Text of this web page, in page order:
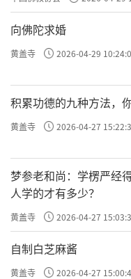
向佛陀求婚
黄盖寺 2026-04-29
积累功德的九种方法，
黄盖寺 2026-04-27
梦参老和尚：学楞严经
人学的才有多少？
黄盖寺 2026-04-27
自制白芝麻酱
黄盖寺 2026-04-27